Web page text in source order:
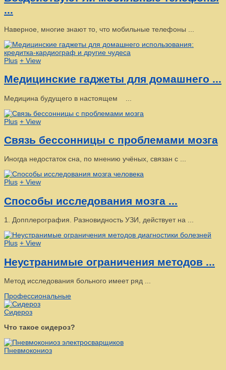
...
Наверное, многие знают то, что мобильные телефоны ...
Plus + View
Медицинские гаджеты для домашнего ...
Медицина будущего в настоящем ...
Plus + View
Связь бессонницы с проблемами мозга
Иногда недостаток сна, по мнению учёных, связан с ...
Plus + View
Способы исследования мозга ...
1. Допплерография. Разновидность УЗИ, действует на ...
Plus + View
Неустранимые ограничения методов ...
Метод исследования больного имеет ряд ...
Профессиональные
Сидероз
Что такое сидероз?
Пневмокониоз